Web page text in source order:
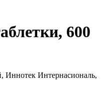
600
Иннотек Интернасиональ,